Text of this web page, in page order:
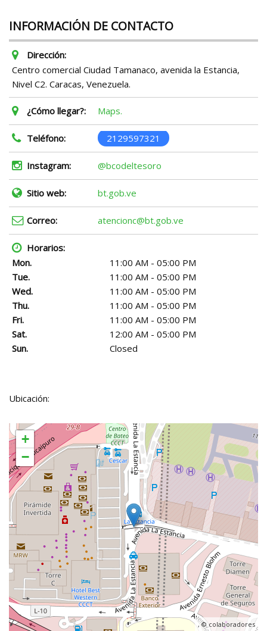
INFORMACIÓN DE CONTACTO
Dirección:
Centro comercial Ciudad Tamanaco, avenida la Estancia,
Nivel C2. Caracas, Venezuela.
¿Cómo llegar?: Maps.
Teléfono: 2129597321
Instagram: @bcodeltesoro
Sitio web: bt.gob.ve
Correo: atencionc@bt.gob.ve
Horarios:
Mon.
11:00 AM - 05:00 PM
Tue.
11:00 AM - 05:00 PM
Wed.
11:00 AM - 05:00 PM
Thu.
11:00 AM - 05:00 PM
Fri.
11:00 AM - 05:00 PM
Sat.
12:00 AM - 05:00 PM
Sun.
Closed
Ubicación:
+
−
, ©colaboradores